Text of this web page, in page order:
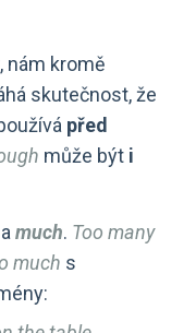
nám kromě
skutečnost, že
před
může být i
much. Too many
much s